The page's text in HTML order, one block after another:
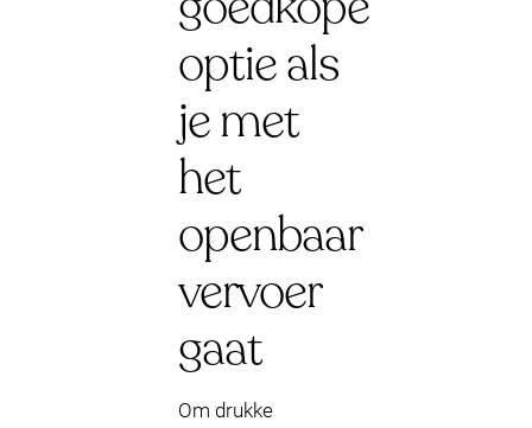
optie als
je met
het
openbaar
vervoer
gaat
Om drukke